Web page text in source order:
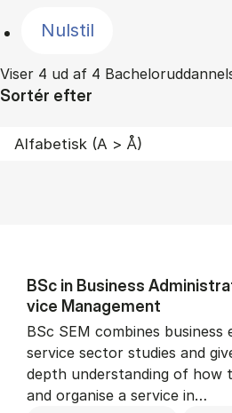
Nulstil
Viser 4 ud af 4
Sortér efter
BSc in Busi­ness
vice Man­age­ment
BSc SEM combines business
service sector studies and
depth understanding of how
and organise a service in…